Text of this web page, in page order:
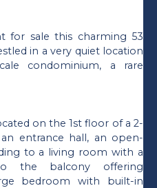
for sale this charming 53
in a very quiet location
condominium, a rare
on the 1st floor of a 2-
entrance hall, an open-
to a living room with a
the balcony offering
bedroom with built-in